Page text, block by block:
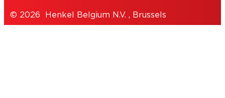
© 2026 Henkel Belgium N.V. , Brussels